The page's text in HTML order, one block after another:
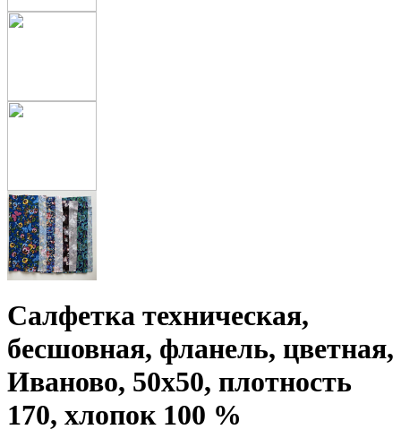
Салфетка техническая,
бесшовная, фланель, цветная,
Иваново, 50х50, плотность
170, хлопок 100 %